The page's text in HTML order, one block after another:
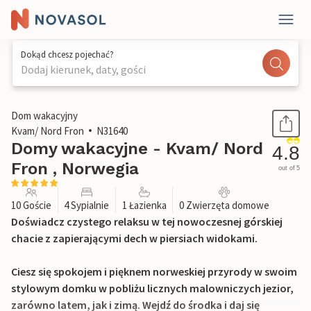
Dokąd chcesz pojechać?
Dodaj kierunek, daty, gości
1 / 19
Dom wakacyjny
Kvam/ Nord Fron
N31640
Domy wakacyjne - Kvam/ Nord
Fron , Norwegia
4.8
out of 5
10 Goście 4 Sypialnie 1 Łazienka 0 Zwierzęta domowe
Doświadcz czystego relaksu w tej nowoczesnej górskiej
chacie z zapierającymi dech w piersiach widokami.
Ciesz się spokojem i pięknem norweskiej przyrody w swoim
stylowym domku w pobliżu licznych malowniczych jezior,
zarówno latem, jak i zimą. Wejdź do środka i daj się